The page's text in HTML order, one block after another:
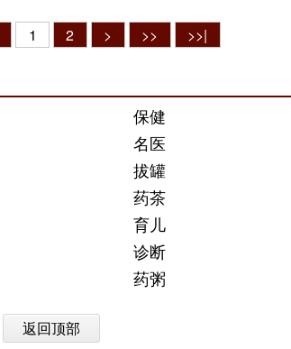
1 2 > >> >>|
保健
名医
拔罐
药茶
育儿
诊断
药粥
返回顶部